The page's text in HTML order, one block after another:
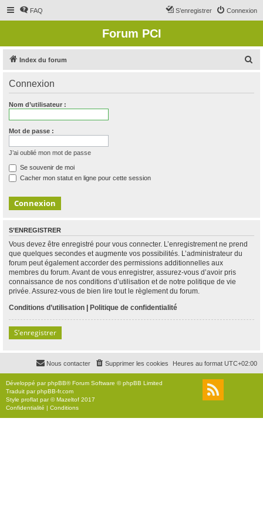
FAQ Connexion
S’enregistrer
Forum PCI
Index du forum
Connexion
Nom d’utilisateur :
Mot de passe :
J’ai oublié mon mot de passe
Se souvenir de moi
Cacher mon statut en ligne pour cette session
S’ENREGISTRER
Vous devez être enregistré pour vous connecter. L’enregistrement ne prend
que quelques secondes et augmente vos possibilités. L’administrateur du
forum peut également accorder des permissions additionnelles aux
membres du forum. Avant de vous enregistrer, assurez-vous d’avoir pris
connaissance de nos conditions d’utilisation et de notre politique de vie
privée. Assurez-vous de bien lire tout le règlement du forum.
Conditions d’utilisation | Politique de confidentialité
S’enregistrer
Heures au format UTC+02:00
Supprimer les cookies
Nous contacter
Développé parphpBB® Forum Software © phpBB Limited
Traduit parphpBB-fr.com
Style proflat par ©Mazeltof 2017
Confidentialité | Conditions